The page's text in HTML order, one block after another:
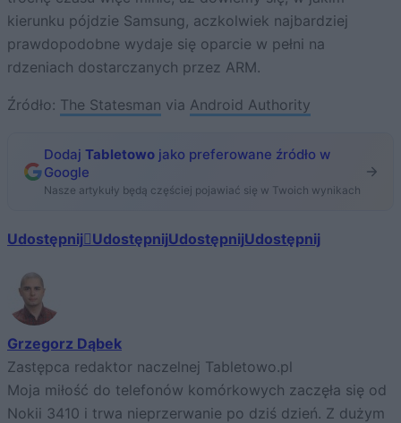
kierunku pójdzie Samsung, aczkolwiek najbardziej
prawdopodobne wydaje się oparcie w pełni na
rdzeniach dostarczanych przez ARM.
Źródło: The Statesman via Android Authority
Dodaj Tabletowo jako preferowane źródło w
Google
Nasze artykuły będą częściej pojawiać się w Twoich wynikach
Udostępnij UdostępnijUdostępnijUdostępnij
Grzegorz Dąbek
Zastępca redaktor naczelnej Tabletowo.pl
Moja miłość do telefonów komórkowych zaczęła się od
Nokii 3410 i trwa nieprzerwanie po dziś dzień. Z dużym